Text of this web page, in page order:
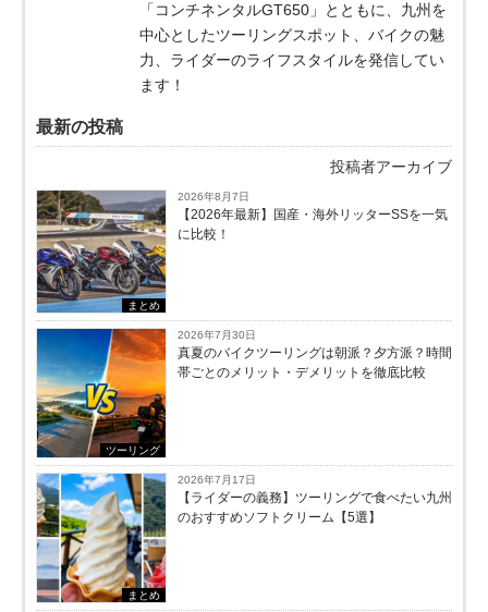
「コンチネンタルGT650」とともに、九州を
中心としたツーリングスポット、バイクの魅
力、ライダーのライフスタイルを発信してい
ます！
最新の投稿
投稿者アーカイブ
まとめ
2026年8月7日
【2026年最新】国産・海外リッターSSを一気
に比較！
ツーリング
2026年7月30日
真夏のバイクツーリングは朝派？夕方派？時間
帯ごとのメリット・デメリットを徹底比較
まとめ
2026年7月17日
【ライダーの義務】ツーリングで食べたい九州
のおすすめソフトクリーム【5選】